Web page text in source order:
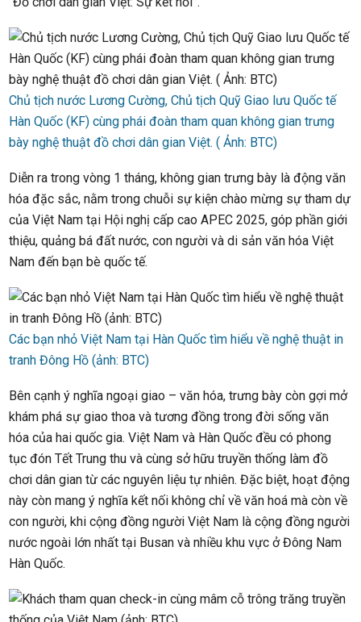
Chủ tịch nước Lương Cường, Chủ tịch Quỹ Giao lưu Quốc tế
Hàn Quốc (KF) cùng phái đoàn tham quan không gian trưng
bày nghệ thuật đồ chơi dân gian Việt. ( Ảnh: BTC)
Diễn ra trong vòng 1 tháng, không gian trưng bày là động văn
hóa đặc sắc, nằm trong chuỗi sự kiện chào mừng sự tham dự
của Việt Nam tại Hội nghị cấp cao APEC 2025, góp phần giới
thiệu, quảng bá đất nước, con người và di sản văn hóa Việt
Nam đến bạn bè quốc tế.
Các bạn nhỏ Việt Nam tại Hàn Quốc tìm hiểu về nghệ thuật in
tranh Đông Hồ (ảnh: BTC)
Bên cạnh ý nghĩa ngoại giao – văn hóa, trưng bày còn gợi mở
khám phá sự giao thoa và tương đồng trong đời sống văn
hóa của hai quốc gia. Việt Nam và Hàn Quốc đều có phong
tục đón Tết Trung thu và cùng sở hữu truyền thống làm đồ
chơi dân gian từ các nguyên liệu tự nhiên. Đặc biệt, hoạt động
này còn mang ý nghĩa kết nối không chỉ về văn hoá mà còn về
con người, khi cộng đồng người Việt Nam là cộng đồng người
nước ngoài lớn nhất tại Busan và nhiều khu vực ở Đông Nam
Hàn Quốc.